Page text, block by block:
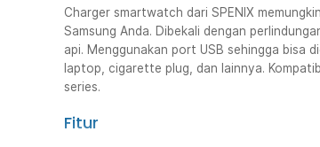
Toko Tangerang
Toko Cikupa
Pick n Go Jakarta
Charger smartwatch dari SPENIX
Samsung Anda. Dibekali dengan
api. Menggunakan port USB sehingga bisa
laptop, cigarette plug, dan lainnya.
series.
Fitur